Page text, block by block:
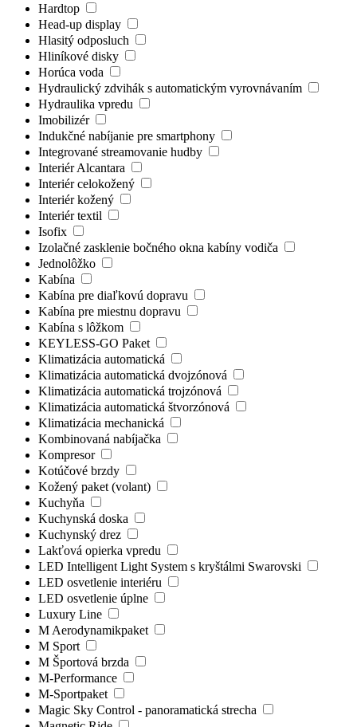
Hardtop
Head-up display
Hlasitý odposluch
Hliníkové disky
Horúca voda
Hydraulický zdvihák s automatickým vyrovnávaním
Hydraulika vpredu
Imobilizér
Indukčné nabíjanie pre smartphony
Integrované streamovanie hudby
Interiér Alcantara
Interiér celokožený
Interiér kožený
Interiér textil
Isofix
Izolačné zasklenie bočného okna kabíny vodiča
Jednolôžko
Kabína
Kabína pre diaľkovú dopravu
Kabína pre miestnu dopravu
Kabína s lôžkom
KEYLESS-GO Paket
Klimatizácia automatická
Klimatizácia automatická dvojzónová
Klimatizácia automatická trojzónová
Klimatizácia automatická štvorzónová
Klimatizácia mechanická
Kombinovaná nabíjačka
Kompresor
Kotúčové brzdy
Kožený paket (volant)
Kuchyňa
Kuchynská doska
Kuchynský drez
Lakťová opierka vpredu
LED Intelligent Light System s kryštálmi Swarovski
LED osvetlenie interiéru
LED osvetlenie úplne
Luxury Line
M Aerodynamikpaket
M Sport
M Športová brzda
M-Performance
M-Sportpaket
Magic Sky Control - panoramatická strecha